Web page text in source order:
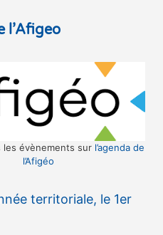
l’Afigeo
les évènements sur l’agenda de
l’Afigéo
territoriale, le 1er